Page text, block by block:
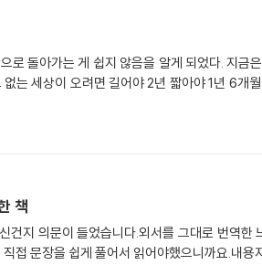
로 돌아가는 게 쉽지 않음을 알게 되었다. 지금
는 세상이 오려면 길어야 2년 짧아야 1년 6개
책
건지 의문이 들었습니다.외서를 그대로 번역
접 문장을 쉽게 풀어서 읽어야했으니까요.내